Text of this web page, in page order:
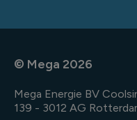
© Mega 2026
Mega Energie BV
139 - 3012 AG